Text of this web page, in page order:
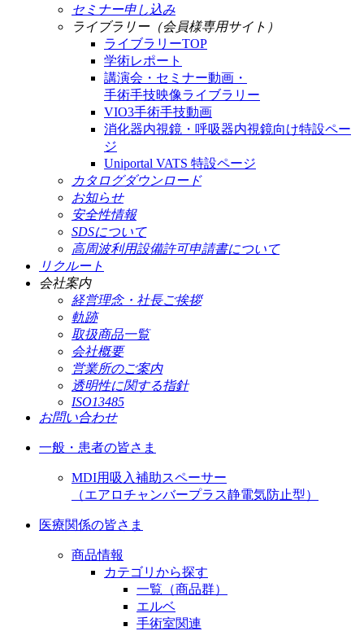
セミナー申し込み
ライブラリー（会員様専用サイト）
ライブラリーTOP
学術レポート
講演会・セミナー動画・
手術手技映像ライブラリー
VIO3手術手技動画
消化器内視鏡・呼吸器内視鏡向け特設ペー
ジ
Uniportal VATS 特設ページ
カタログダウンロード
お知らせ
安全性情報
SDSについて
高周波利用設備許可申請書について
リクルート
会社案内
経営理念・社長ご挨拶
軌跡
取扱商品一覧
会社概要
営業所のご案内
透明性に関する指針
ISO13485
お問い合わせ
一般・患者の皆さま
MDI用吸入補助スペーサー
（エアロチャンバープラス静電気防止型）
医療関係の皆さま
商品情報
カテゴリから探す
一覧（商品群）
エルベ
手術室関連